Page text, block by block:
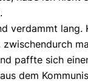
verdammt lang.
zwischendurch
paffte sich
dem